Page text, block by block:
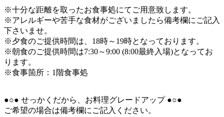
※十分な距離を取ったお食事処にてご用意致します。
※アレルギーや苦手な食材がございましたら備考欄にご記入
下さいませ。
※夕食のご提供時間は、18時～19時となっております。
※朝食のご提供時間は7:30～9:00 (8:00最終入場)となってお
ります。
※食事箇所：1階食事処
●○● せっかくだから、お料理グレードアップ ●○●
ご希望の場合は備考欄にご記入ください。